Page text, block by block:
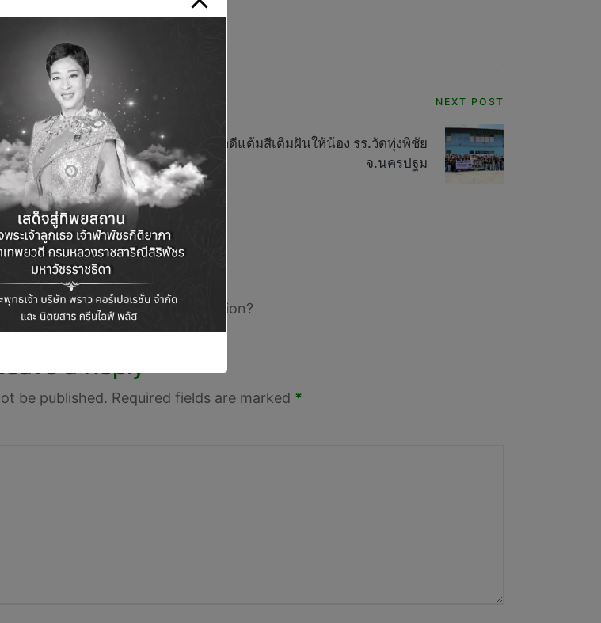
ย
คุณค่า
NEXT POST
วิริยะประกันภัย อาสาทำดีแต้มสีเติมฝันให้น้อง รร.วัดทุ่งพิชัย
จ.นครปฐม
Comments
Why don’t you start the discussion?
a Reply
be published. Required fields are marked *